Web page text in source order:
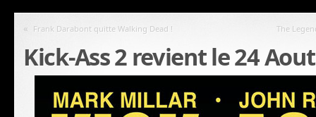
« Frank Darabont quitte Walking Dead ! The
Kick-Ass 2 revient le 24